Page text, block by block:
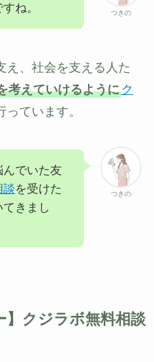
つきの
ね。
え、社会を支える人た
考えていけるようにク
ています。
つきの
でいた友
談を受けた
きまし
】クジラボ無料相談